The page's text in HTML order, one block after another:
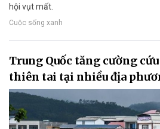
hội vụt mất.
Cuộc sống xanh
Trung Quốc tăng cường
thiên tai tại nhiều địa